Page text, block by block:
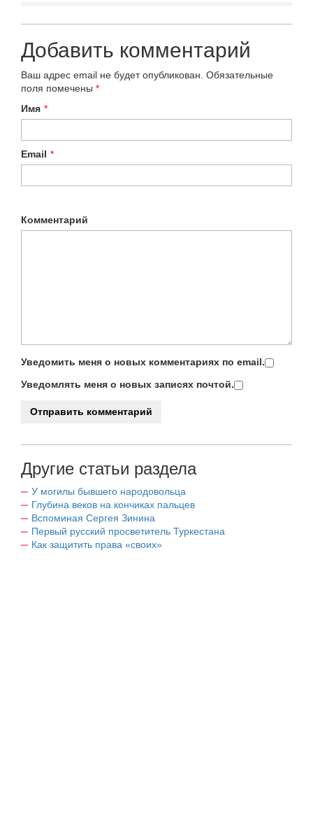
Добавить комментарий
Ваш адрес email не будет опубликован. Обязательные
поля помечены *
Имя *
Email *
Комментарий
Уведомить меня о новых комментариях по email.
Уведомлять меня о новых записях почтой.
Другие статьи раздела
У могилы бывшего народовольца
Глубина веков на кончиках пальцев
Вспоминая Сергея Зинина
Первый русский просветитель Туркестана
Как защитить права «своих»